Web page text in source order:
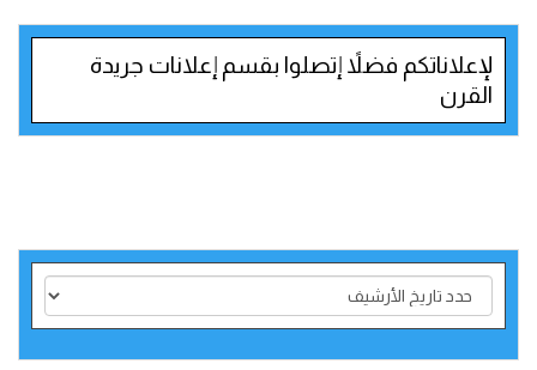
لإعلاناتكم فضلاً إتصلوا بقسم إعلانات جريدة
القرن